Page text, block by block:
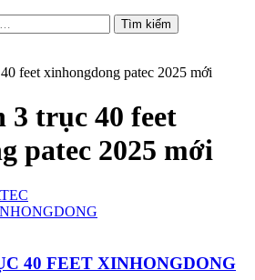
feet xinhongdong patec 2025 mới
3 trục 40 feet
patec 2025 mới
40 FEET XINHONGDONG